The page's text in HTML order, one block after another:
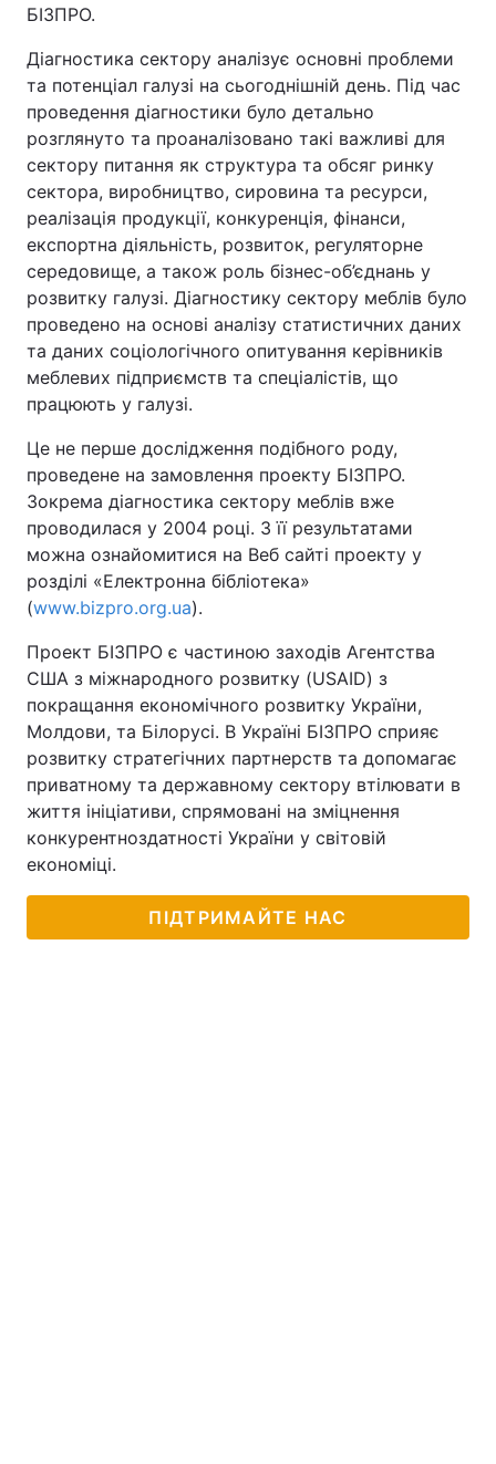
БІЗПРО.
Діагностика сектору аналізує основні проблеми
та потенціал галузі на сьогоднішній день. Під час
проведення діагностики було детально
розглянуто та проаналізовано такі важливі для
сектору питання як структура та обсяг ринку
сектора, виробництво, сировина та ресурси,
реалізація продукції, конкуренція, фінанси,
експортна діяльність, розвиток, регуляторне
середовище, а також роль бізнес-об’єднань у
розвитку галузі. Діагностику сектору меблів було
проведено на основі аналізу статистичних даних
та даних соціологічного опитування керівників
меблевих підприємств та спеціалістів, що
працюють у галузі.
Це не перше дослідження подібного роду,
проведене на замовлення проекту БІЗПРО.
Зокрема діагностика сектору меблів вже
проводилася у 2004 році. З її результатами
можна ознайомитися на Веб сайті проекту у
розділі «Електронна бібліотека»
(www.bizpro.org.ua).
Проект БІЗПРО є частиною заходів Агентства
США з міжнародного розвитку (USAID) з
покращання економічного розвитку України,
Молдови, та Білорусі. В Україні БІЗПРО сприяє
розвитку стратегічних партнерств та допомагає
приватному та державному сектору втілювати в
життя ініціативи, спрямовані на зміцнення
конкурентноздатності України у світовій
економіці.
ПІДТРИМАЙТЕ НАС